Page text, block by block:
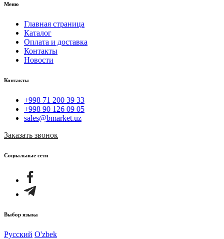
Меню
Главная страница
Каталог
Оплата и доставка
Контакты
Новости
Контакты
+998 71 200 39 33
+998 90 126 09 05
sales@bmarket.uz
Заказать звонок
Социальные сети
Выбор языка
Русский O'zbek